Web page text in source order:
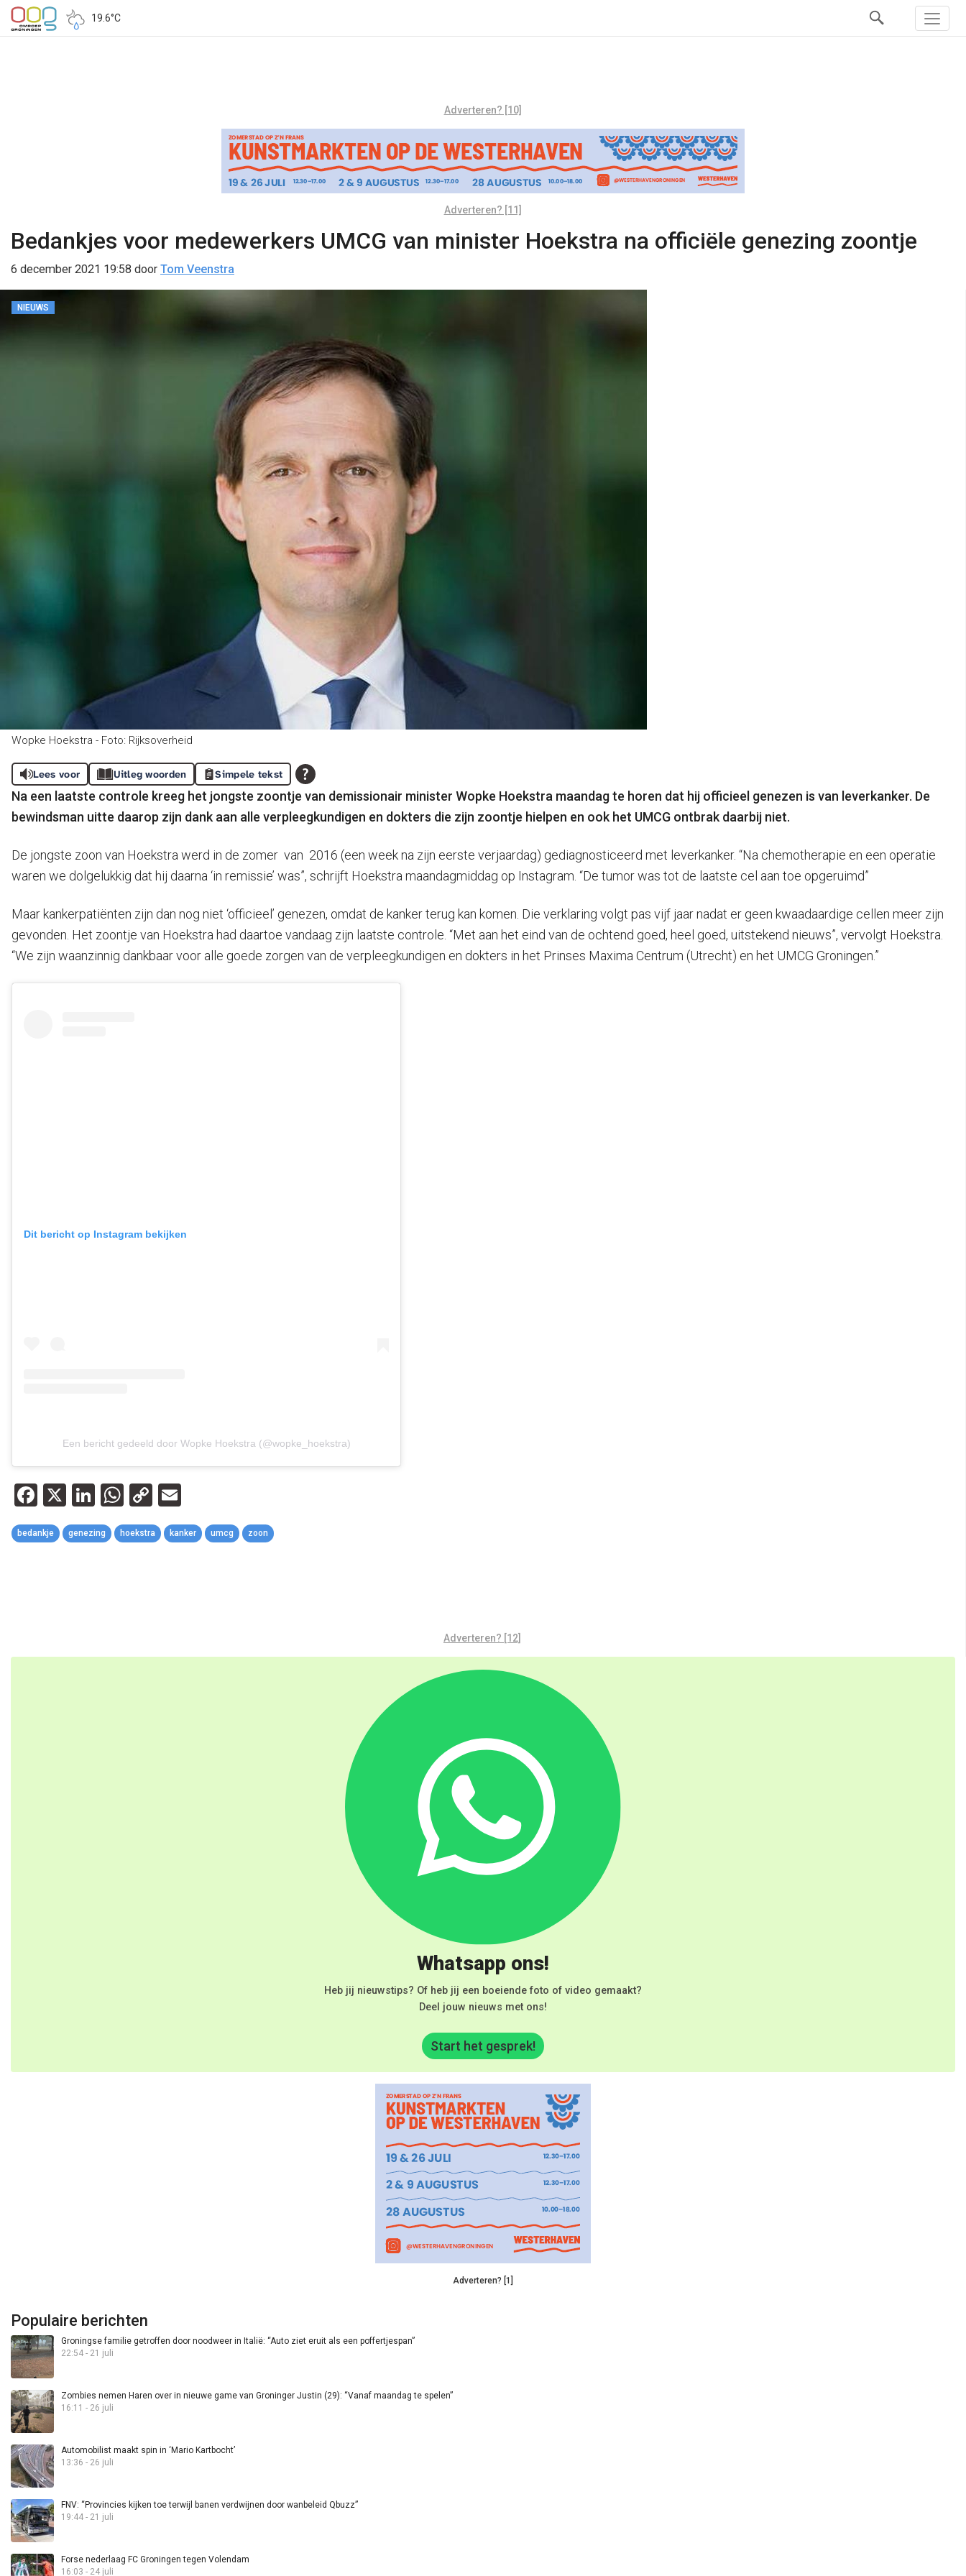
19.6°C
Adverteren? [10]
Adverteren? [11]
Bedankjes voor medewerkers UMCG van minister Hoekstra na officiële genezing zoontje
6 december 2021 19:58 door Tom Veenstra
NIEUWS
Wopke Hoekstra - Foto: Rijksoverheid
Lees voor Uitleg woorden Simpele tekst
Na een laatste controle kreeg het jongste zoontje van demissionair minister Wopke Hoekstra maandag te horen dat hij officieel genezen is van leverkanker. De
bewindsman uitte daarop zijn dank aan alle verpleegkundigen en dokters die zijn zoontje hielpen en ook het UMCG ontbrak daarbij niet.
De jongste zoon van Hoekstra werd in de zomer van 2016 (een week na zijn eerste verjaardag) gediagnosticeerd met leverkanker. “Na chemotherapie en een operatie
waren we dolgelukkig dat hij daarna ‘in remissie’ was”, schrijft Hoekstra maandagmiddag op Instagram. “De tumor was tot de laatste cel aan toe opgeruimd”
Maar kankerpatiënten zijn dan nog niet ‘officieel’ genezen, omdat de kanker terug kan komen. Die verklaring volgt pas vijf jaar nadat er geen kwaadaardige cellen meer zijn
gevonden. Het zoontje van Hoekstra had daartoe vandaag zijn laatste controle. “Met aan het eind van de ochtend goed, heel goed, uitstekend nieuws”, vervolgt Hoekstra.
“We zijn waanzinnig dankbaar voor alle goede zorgen van de verpleegkundigen en dokters in het Prinses Maxima Centrum (Utrecht) en het UMCG Groningen.”
Dit bericht op Instagram bekijken
Een bericht gedeeld door Wopke Hoekstra (@wopke_hoekstra)
Facebook
X LinkedIn
WhatsApp
Copy
Link
bedankje genezing hoekstra kanker umcg zoon
Adverteren? [12]
Whatsapp ons!
Heb jij nieuwstips? Of heb jij een boeiende foto of video gemaakt?
Deel jouw nieuws met ons!
Start het gesprek!
Adverteren? [1]
Populaire berichten
Groningse familie getroffen door noodweer in Italië: “Auto ziet eruit als een poffertjespan”
22:54 - 21 juli
Zombies nemen Haren over in nieuwe game van Groninger Justin (29): “Vanaf maandag te spelen”
16:11 - 26 juli
Automobilist maakt spin in ‘Mario Kartbocht’
13:36 - 26 juli
FNV: “Provincies kijken toe terwijl banen verdwijnen door wanbeleid Qbuzz”
19:44 - 21 juli
Forse nederlaag FC Groningen tegen Volendam
16:03 - 24 juli